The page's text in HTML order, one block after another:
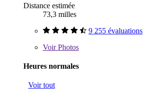
Distance estimée
73,3 milles
9 255 évaluations
VoirPhotos
Heures normales
Voir tout